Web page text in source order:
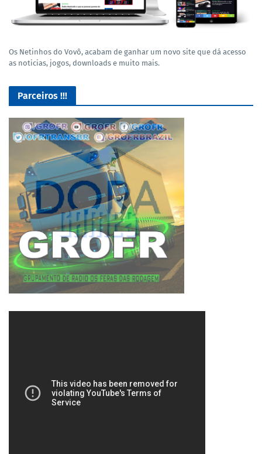
Os Netinhos do Vovô, acabam de ganhar um novo site que dá acesso
as noticias, jogos, downloads e muito mais.
Parceiros !!!
GROFR - Grupamento de Radio Os Feras da Rodagem